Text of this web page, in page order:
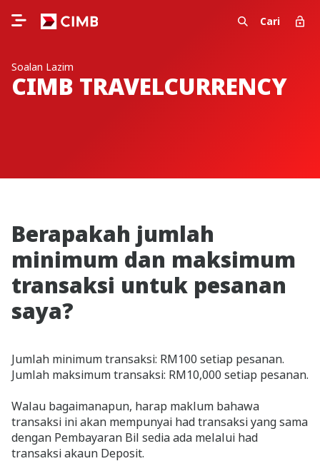
Cari
Soalan Lazim
CIMB TRAVELCURRENCY
Berapakah jumlah
minimum dan maksimum
transaksi untuk pesanan
saya?
Jumlah minimum transaksi: RM100 setiap pesanan.
Jumlah maksimum transaksi: RM10,000 setiap pesanan.
Walau bagaimanapun, harap maklum bahawa
transaksi ini akan mempunyai had transaksi yang sama
dengan Pembayaran Bil sedia ada melalui had
transaksi akaun Deposit.